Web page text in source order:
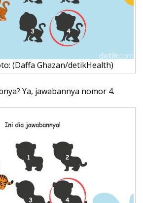
(Daffa Ghazan/detikHealth)
Ya, jawabannya nomor 4.